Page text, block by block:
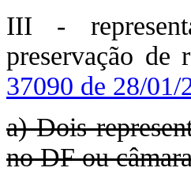
III -
preservação de
37090 de 28/01/
a) Dois
no DF ou